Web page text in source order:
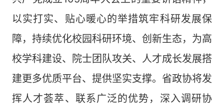
以实打实、贴心暖心的举措筑牢科研发展保
障，持续优化校园科研环境、创新生态，为高
校学科建设、院士团队攻关、人才成长发展搭
建更多优质平台、提供坚实支撑。省政协将发
挥人才荟萃、联系广泛的优势，深入调研协